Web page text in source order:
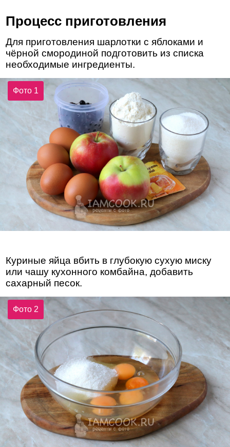
Процесс приготовления
Для приготовления шарлотки с яблоками и
чёрной смородиной подготовить из списка
необходимые ингредиенты.
Фото 1
Куриные яйца вбить в глубокую сухую миску
или чашу кухонного комбайна, добавить
сахарный песок.
Фото 2